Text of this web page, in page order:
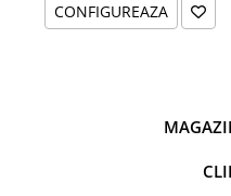
CONFIGUREAZA